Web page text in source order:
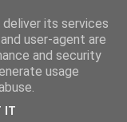
its services
user-agent are
and security
usage
IT